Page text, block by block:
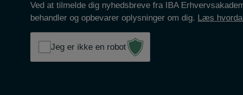
Ved at tilmelde dig nyhedsbreve fra IBA
behandler og opbevarer oplysninger om dig. Læs
Jeg er ikke en robot